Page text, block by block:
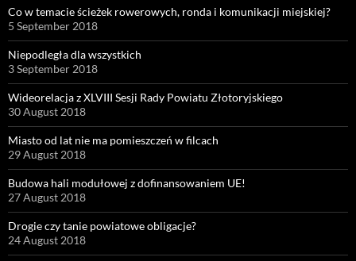
Co w temacie ścieżek rowerowych, ronda i komunikacji miejskiej?
5 September 2018
Niepodległa dla wszystkich
3 September 2018
Wideorelacja z XLVIII Sesji Rady Powiatu Złotoryjskiego
30 August 2018
Miasto od lat nie ma pomieszczeń w filcach
29 August 2018
Budowa hali modułowej z dofinansowaniem UE!
27 August 2018
Drogie czy tanie powiatowe obligacje?
24 August 2018